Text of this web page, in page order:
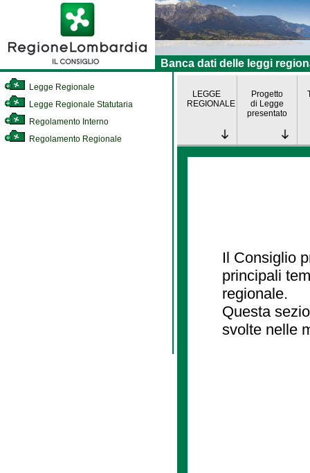
Banca dati delle leggi
Legge Regionale
Legge Regionale Statutaria
Regolamento Interno
Regolamento Regionale
LEGGE
REGIONALE
Progetto
di Legge
presentato
Il Consiglio
principali
regionale.
Questa
svolte nelle